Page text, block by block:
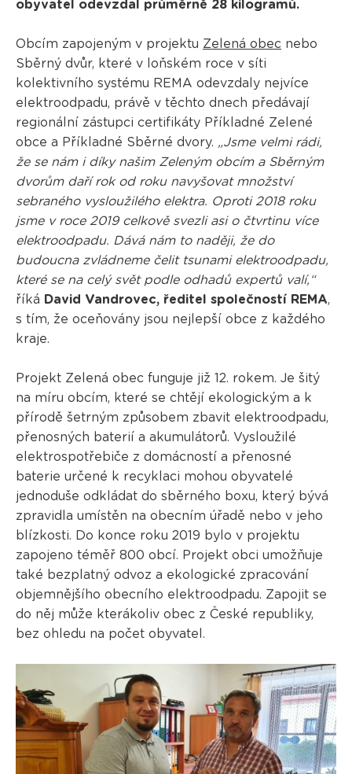
obyvatel odevzdal průměrně 28 kilogramů.
Obcím zapojeným v projektu Zelená obecnebo
Sběrný dvůr, které v loňském roce v síti
kolektivního systému REMA odevzdaly nejvíce
elektroodpadu, právě v těchto dnech předávají
regionální zástupci certifikáty Příkladné Zelené
obce a Příkladné Sběrné dvory. „Jsme velmi rádi,
že se nám i díky našim Zeleným obcím a Sběrným
dvorům daří rok od roku navyšovat množství
sebraného vysloužilého elektra. Oproti 2018 roku
jsme v roce 2019 celkově svezli asi o čtvrtinu více
elektroodpadu. Dává nám to naději, že do
budoucna zvládneme čelit tsunami elektroodpadu,
které se na celý svět podle odhadů expertů valí,“
říká David Vandrovec, ředitel společností REMA,
s tím, že oceňovány jsou nejlepší obce z každého
kraje.
Projekt Zelená obec funguje již 12. rokem. Je šitý
na míru obcím, které se chtějí ekologickým a k
přírodě šetrným způsobem zbavit elektroodpadu,
přenosných baterií a akumulátorů. Vysloužilé
elektrospotřebiče z domácností a přenosné
baterie určené k recyklaci mohou obyvatelé
jednoduše odkládat do sběrného boxu, který bývá
zpravidla umístěn na obecním úřadě nebo v jeho
blízkosti. Do konce roku 2019 bylo v projektu
zapojeno téměř 800 obcí. Projekt obci umožňuje
také bezplatný odvoz a ekologické zpracování
objemnějšího obecního elektroodpadu. Zapojit se
do něj může kterákoliv obec z České republiky,
bez ohledu na počet obyvatel.